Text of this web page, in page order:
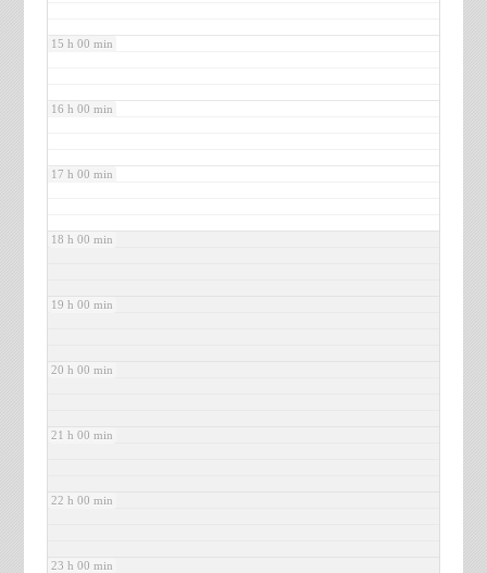
15 h 00 min
16 h 00 min
17 h 00 min
18 h 00 min
19 h 00 min
20 h 00 min
21 h 00 min
22 h 00 min
23 h 00 min